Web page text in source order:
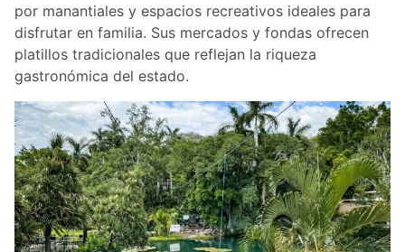
por manantiales y espacios recreativos ideales para
disfrutar en familia. Sus mercados y fondas ofrecen
platillos tradicionales que reflejan la riqueza
gastronómica del estado.